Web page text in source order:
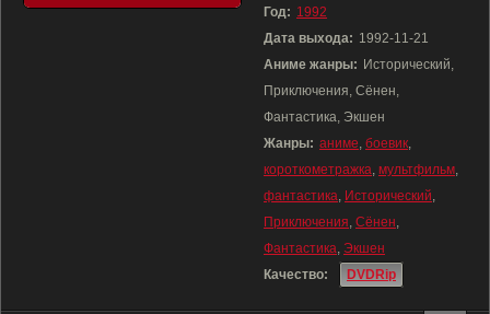
Год: 1992
Дата выхода: 1992-11-21
Аниме жанры: Исторический,
Приключения, Сёнен,
Фантастика, Экшен
Жанры: аниме, боевик,
короткометражка, мультфильм,
фантастика, Исторический,
Приключения, Сёнен,
Фантастика, Экшен
Качество:
DVDRip